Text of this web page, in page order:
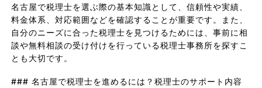
名古屋で税理士を選ぶ際の基本知識として、信頼性や実績、
料金体系、対応範囲などを確認することが重要です。また、
自分のニーズに合った税理士を見つけるためには、事前に相
談や無料相談の受け付けを行っている税理士事務所を探すこ
とも大切です。
### 名古屋で税理士を進めるには？税理士のサポート内容